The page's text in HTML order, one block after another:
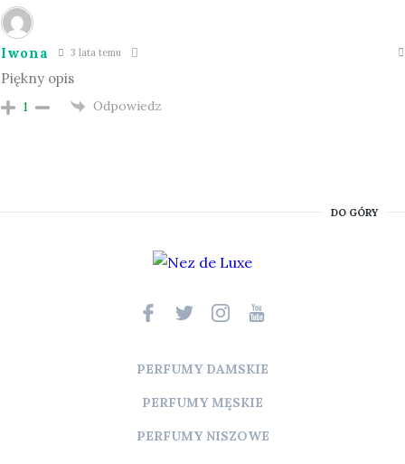
Iwona 3 lata temu
Piękny opis
1 Odpowiedz
DO GÓRY
PERFUMY DAMSKIE
PERFUMY MĘSKIE
PERFUMY NISZOWE